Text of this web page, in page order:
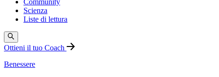
Community
Scienza
Liste di lettura
Ottieni il tuo Coach
Benessere